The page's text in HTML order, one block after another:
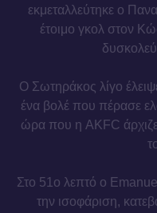
εκμεταλλεύτηκε ο
έτοιμο γκολ στον
Ο Σωτηράκος λίγο
ένα βολέ που πέρασε
ώρα που η AKFC άρχιζε
Στο 51ο λεπτό ο Emanuel
την ισοφάριση,